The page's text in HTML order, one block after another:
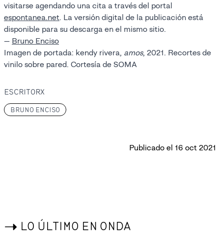
visitarse agendando una cita a través del portal
espontanea.net. La versión digital de la publicación está
disponible para su descarga en el mismo sitio.
— Bruno Enciso
Imagen de portada: kendy rivera, amos, 2021. Recortes de
vinilo sobre pared. Cortesía de SOMA
ESCRITORX
BRUNO ENCISO
Publicado el 16 oct 2021
-> LO ÚLTIMO EN ONDA